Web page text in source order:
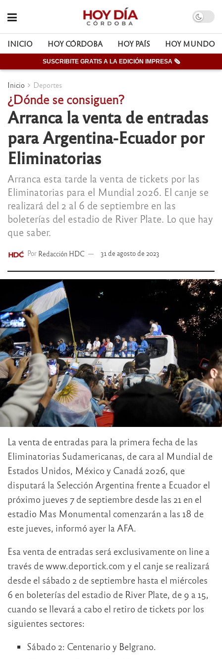
INICIO HOY CÓRDOBA HOY PAÍS HOY MUNDO
SUSCRIBITE GRATIS A LA EDICIÓN IMPRESA 🗞
Inicio Deportes
¿Dónde se consiguen?
Arranca la venta de entradas
para Argentina-Ecuador por
Eliminatorias
Arranca esta tarde la venta de tickets por las
Eliminatorias para el Mundial 2026. El canje se
realizará del 2 al 6 de septiembre en las
boleterías del estadio de River Plate. Lo que hay
que saber.
Por Redacción HDC 31 de agosto de 2023
La venta de entradas para la primera fecha de las
Eliminatorias Sudamericanas, de cara al Mundial de
Estados Unidos, México y Canadá 2026, que
disputará la Selección Argentina frente a Ecuador el
próximo jueves 7 de septiembre desde las 21 en el
estadio Mas Monumental comenzarán a las 18 de
este jueves, informó ayer la AFA.
Esa venta de entradas será exclusivamente on line a
través de www.deportick.com y el canje se realizará
desde el sábado 2 de septiembre hasta el miércoles
6 en boleterías del estadio de River Plate, de 9 a 15,
cuando se llevará a cabo el retiro de tickets por los
siguientes sectores:
Sábado 2: Centenario y Belgrano.